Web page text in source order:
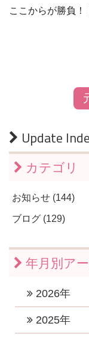
ここからが勝負！
Update
カテゴリ
お知らせ (144)
ブログ (129)
年月別ア
2026年
2026年7月 (1)
2025年